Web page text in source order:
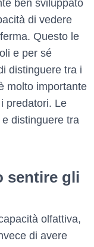
ben sviluppato
di vedere
Questo le
e per sé
distinguere tra i
molto importante
predatori. Le
distinguere tra
sentire gli
olfattiva,
di avere